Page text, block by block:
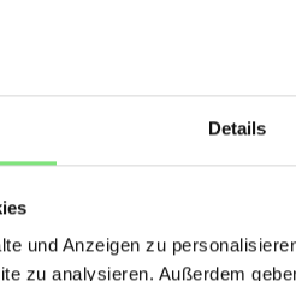
Details
und Anzeigen zu
zu analysieren. Außerdem
um die richtige